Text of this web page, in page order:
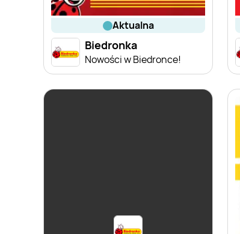
aktualna
Biedronka
Nowości w Biedronce!